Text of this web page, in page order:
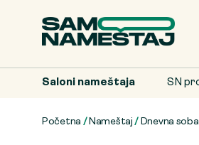
Saloni nameštaja SN
Početna / Nameštaj / Dnevna soba